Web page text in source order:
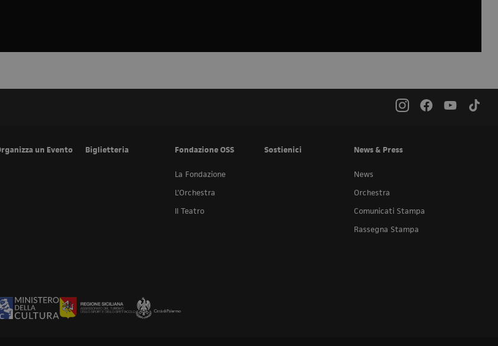
un Evento Biglietteria Fondazione OSS
La Fondazione
L'Orchestra
Il Teatro
Sostienici News & Press
News
Orchestra
Comunicati Stampa
Rassegna Stampa